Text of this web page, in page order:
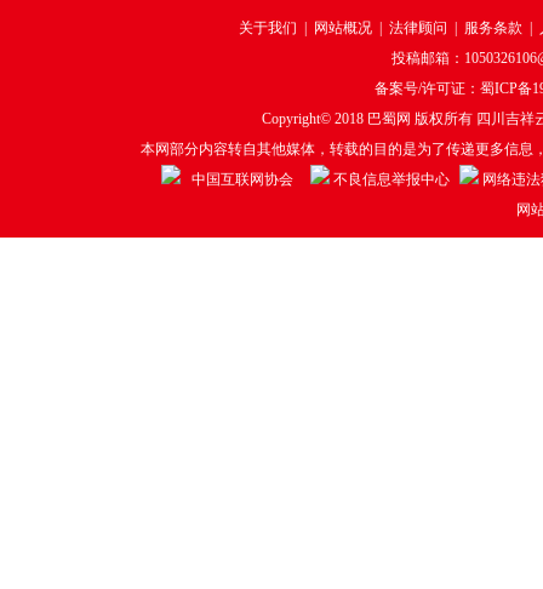
关于我们 网站概况 法律顾问 服务条款
投稿邮箱：
备案号/许可证：蜀ICP备
Copyright© 2018 巴蜀网 版权所有 四川吉
本网部分内容转自其他媒体，转载的目的是为了传递更多信